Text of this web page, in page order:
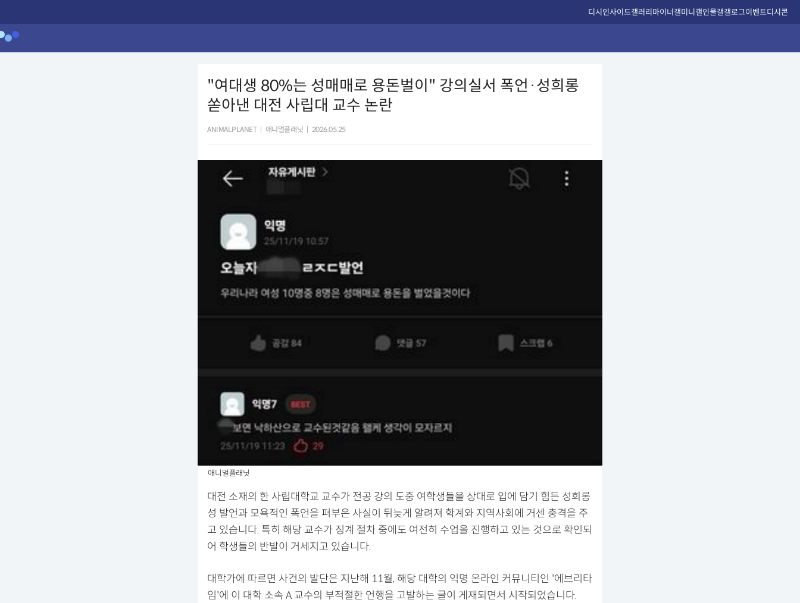
디시인사이드갤러리마이너갤미니갤인물갤갤로그이벤트디시콘
"여대생 80%는 성매매로 용돈벌이" 강의실서 폭언·성희롱
쏟아낸 대전 사립대 교수 논란
ANIMALPLANET 애니멀플래닛 2026.05.25
애니멀플래닛
대전 소재의 한 사립대학교 교수가 전공 강의 도중 여학생들을 상대로 입에 담기 힘든 성희롱
성 발언과 모욕적인 폭언을 퍼부은 사실이 뒤늦게 알려져 학계와 지역사회에 거센 충격을 주
고 있습니다. 특히 해당 교수가 징계 절차 중에도 여전히 수업을 진행하고 있는 것으로 확인되
어 학생들의 반발이 거세지고 있습니다.
대학가에 따르면 사건의 발단은 지난해 11월, 해당 대학의 익명 온라인 커뮤니티인 '에브리타
임'에 이 대학 소속 A 교수의 부적절한 언행을 고발하는 글이 게재되면서 시작되었습니다.